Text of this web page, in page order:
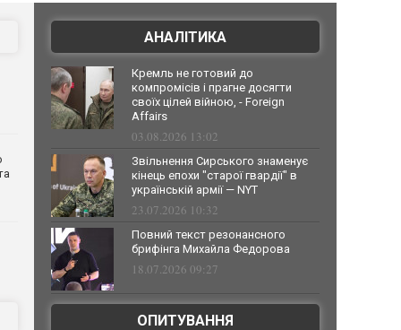
АНАЛІТИКА
Кремль не готовий до
компромісів і прагне досягти
своїх цілей війною, - Foreign
Affairs
03.08.2026 13:02
Звільнення Сирського знаменує
кінець епохи "старої гвардії" в
українській армії — NYT
23.07.2026 10:32
Повний текст резонансного
брифінга Михайла Федорова
18.07.2026 09:27
ОПИТУВАННЯ